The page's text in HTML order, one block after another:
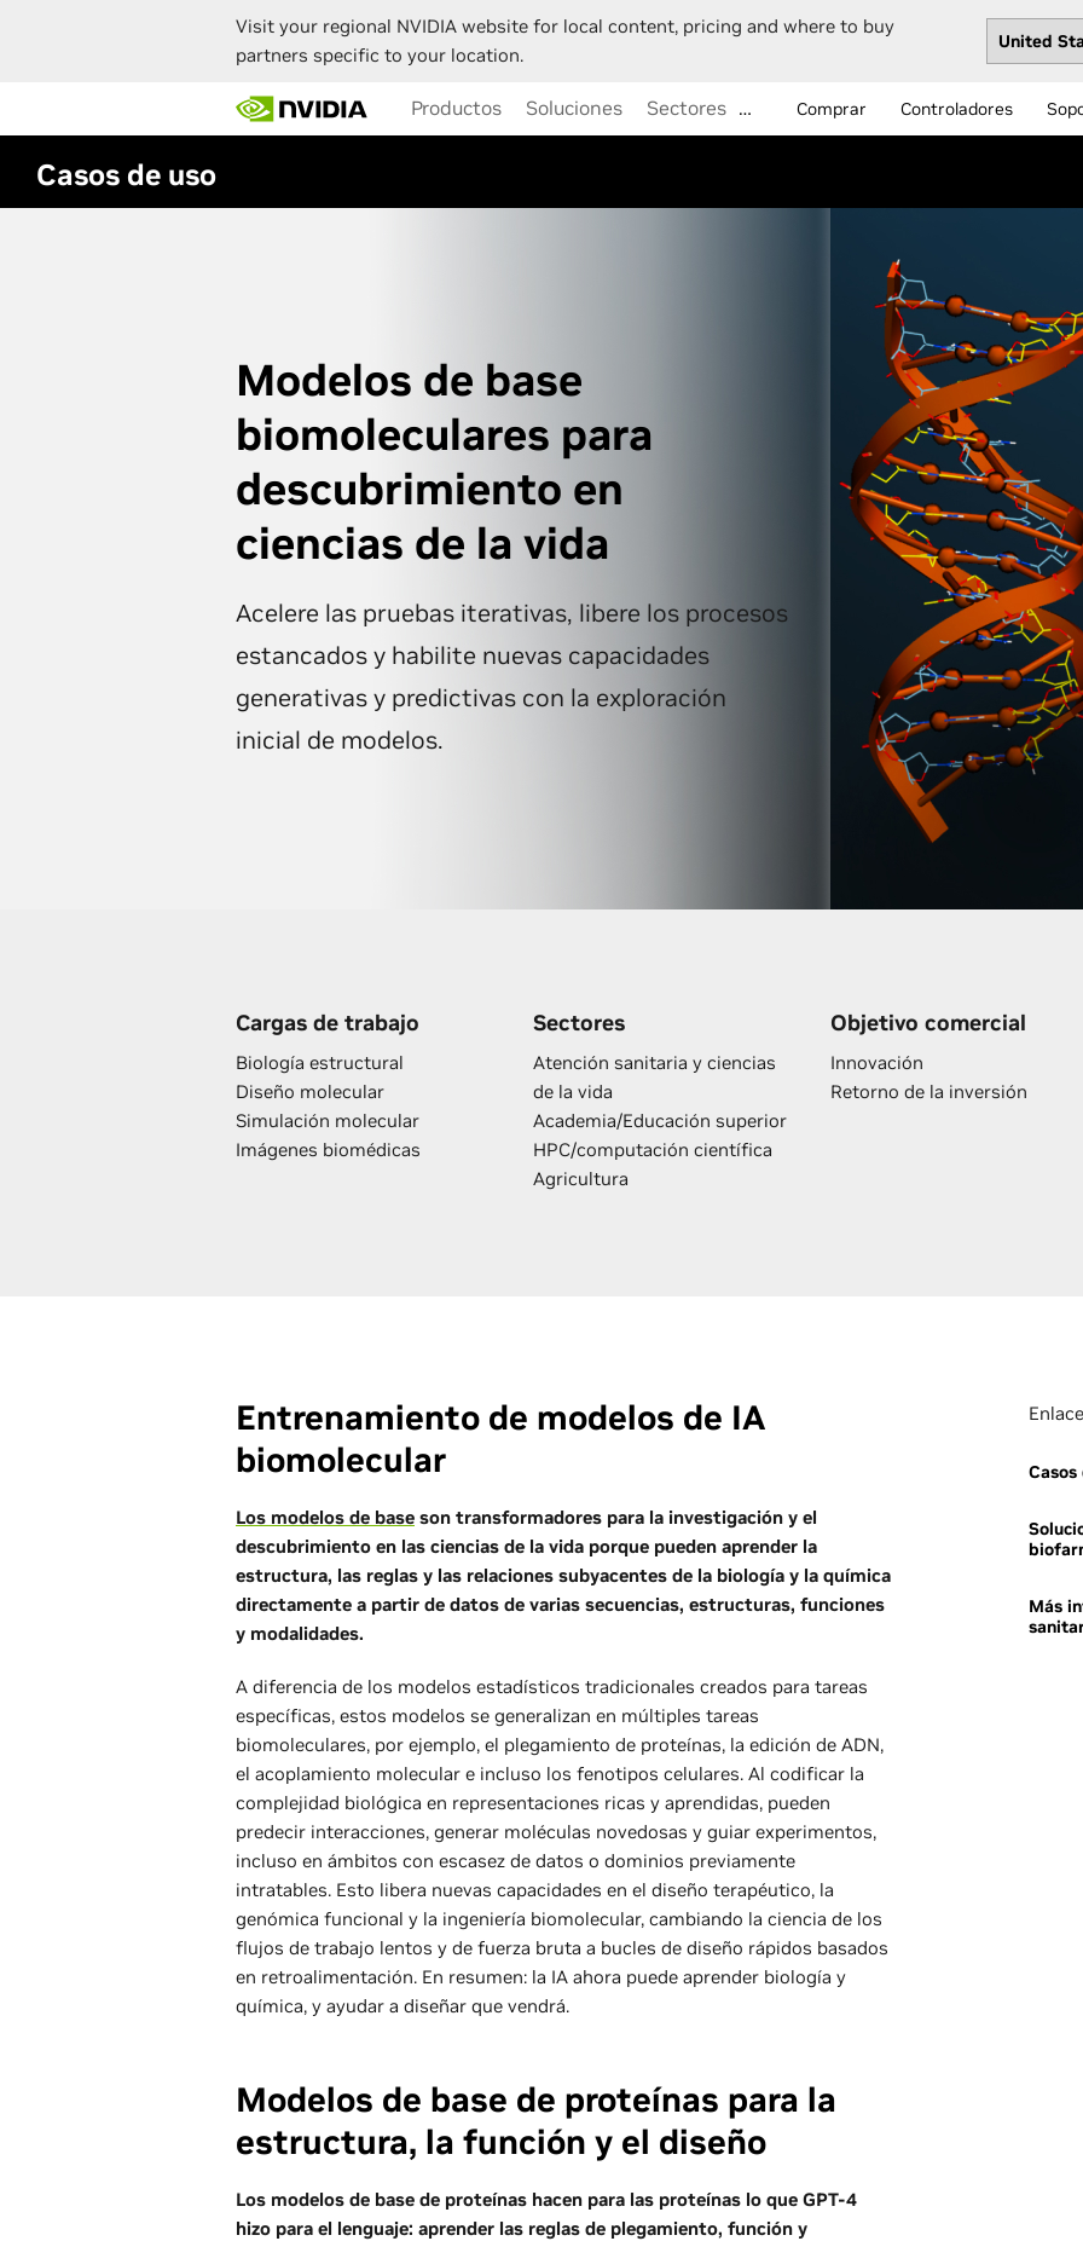
Visit your regional NVIDIA website for local content, pricing and where to buy
partners specific to your location.
main
content
Productos Soluciones Sectores … Comprar Controladores
Casos de uso
Modelos de base
biomoleculares para
descubrimiento en
ciencias de la vida
Acelere las pruebas iterativas, libere los procesos
estancados y habilite nuevas capacidades
generativas y predictivas con la exploración
inicial de modelos.
Cargas de trabajo
Biología estructural
Diseño molecular
Simulación molecular
Imágenes biomédicas
Sectores
Atención sanitaria y ciencias
de la vida
Academia/Educación superior
HPC/computación científica
Agricultura
Objetivo comercial
Innovación
Retorno de la inversión
Entrenamiento de modelos de IA
biomolecular
Los modelos de base son transformadores para la investigación y el
descubrimiento en las ciencias de la vida porque pueden aprender la
estructura, las reglas y las relaciones subyacentes de la biología y la química
directamente a partir de datos de varias secuencias, estructuras, funciones
y modalidades.
A diferencia de los modelos estadísticos tradicionales creados para tareas
específicas, estos modelos se generalizan en múltiples tareas
biomoleculares, por ejemplo, el plegamiento de proteínas, la edición de ADN,
el acoplamiento molecular e incluso los fenotipos celulares. Al codificar la
complejidad biológica en representaciones ricas y aprendidas, pueden
predecir interacciones, generar moléculas novedosas y guiar experimentos,
incluso en ámbitos con escasez de datos o dominios previamente
intratables. Esto libera nuevas capacidades en el diseño terapéutico, la
genómica funcional y la ingeniería biomolecular, cambiando la ciencia de los
flujos de trabajo lentos y de fuerza bruta a bucles de diseño rápidos basados
en retroalimentación. En resumen: la IA ahora puede aprender biología y
química, y ayudar a diseñar que vendrá.
Más
Modelos de base de proteínas para la
estructura, la función y el diseño
Los modelos de base de proteínas hacen para las proteínas lo que GPT-4
hizo para el lenguaje: aprender las reglas de plegamiento, función y